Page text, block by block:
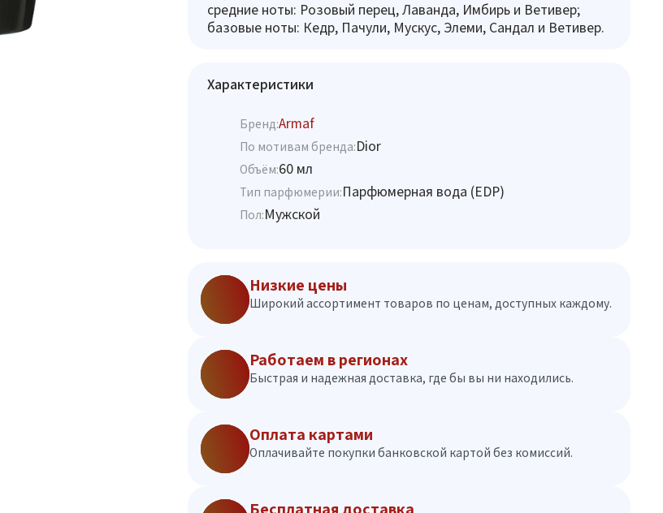
средние ноты: Розовый перец, Лаванда, Имбирь и Ветивер;
базовые ноты: Кедр, Пачули, Мускус, Элеми, Сандал и Ветивер.
Характеристики
Бренд:Armaf
По мотивам бренда:Dior
Объём:60 мл
Тип парфюмерии:Парфюмерная вода (EDP)
Пол:Мужской
Низкие цены
Широкий ассортимент товаров по ценам, доступных каждому.
Работаем в регионах
Быстрая и надежная доставка, где бы вы ни находились.
Оплата картами
Оплачивайте покупки банковской картой без комиссий.
Бесплатная доставка